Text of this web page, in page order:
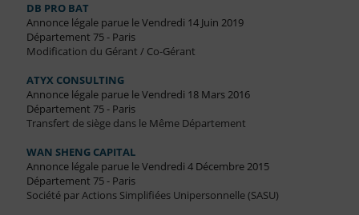
DB PRO BAT
Annonce légale parue le Vendredi 14 Juin 2019
Département 75 - Paris
Modification du Gérant / Co-Gérant
ATYX CONSULTING
Annonce légale parue le Vendredi 18 Mars 2016
Département 75 - Paris
Transfert de siège dans le Même Département
WAN SHENG CAPITAL
Annonce légale parue le Vendredi 4 Décembre 2015
Département 75 - Paris
Société par Actions Simplifiées Unipersonnelle (SASU)